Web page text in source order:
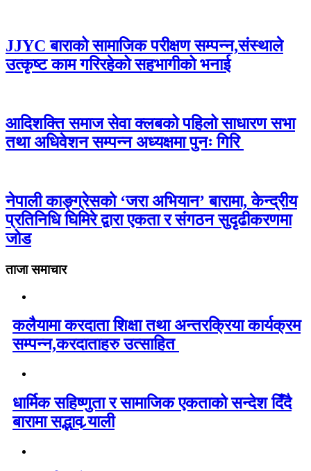
JJYC बाराको सामाजिक परीक्षण सम्पन्न,संस्थाले
उत्कृष्ट काम गरिरहेको सहभागीको भनाई
आदिशक्ति समाज सेवा क्लबको पहिलो साधारण सभा
तथा अधिवेशन सम्पन्न अध्यक्षमा पुनः गिरि
नेपाली काङ्ग्रेसको ‘जरा अभियान’ बारामा, केन्द्रीय
प्रतिनिधि घिमिरे द्वारा एकता र संगठन सुदृढीकरणमा
जोड
ताजा समाचार
कलैयामा करदाता शिक्षा तथा अन्तरक्रिया कार्यक्रम
सम्पन्न,करदाताहरु उत्साहित
धार्मिक सहिष्णुता र सामाजिक एकताको सन्देश दिँदै
बारामा सद्भाव र्‍याली